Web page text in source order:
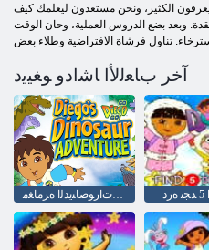
يعرفون الكثير، ونحن مستعدون ليعلمك كيف
وبعد بضع الدروس العملية، وحان الوقت
آخر ﺏﺎﻌﻟﻷ ﺍ ﺎﺷﺍﺩﻭ ﻮﻐﻴﻳﺩ
ﻮﻐﻴﻳﺩ ﺕﺍﺭﻮﺻﺎﻨﻳﺪﻟﺍ ﺓﺮﻣﺎﻐﻣ